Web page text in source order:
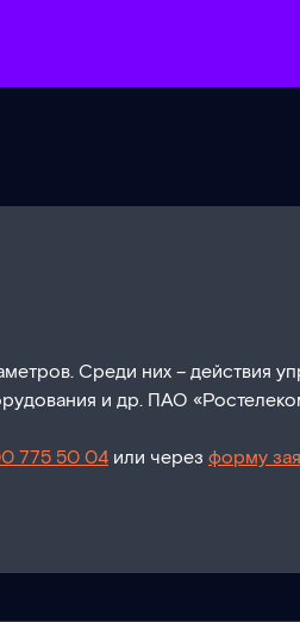
Среди них – действия
и др. ПАО
775 50 04 или через форму